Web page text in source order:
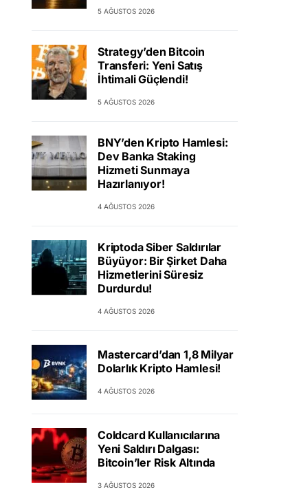
5 AĞUSTOS 2026
Strategy’den Bitcoin
Transferi: Yeni Satış
İhtimali Güçlendi!
5 AĞUSTOS 2026
BNY’den Kripto Hamlesi:
Dev Banka Staking
Hizmeti Sunmaya
Hazırlanıyor!
4 AĞUSTOS 2026
Kriptoda Siber Saldırılar
Büyüyor: Bir Şirket Daha
Hizmetlerini Süresiz
Durdurdu!
4 AĞUSTOS 2026
Mastercard’dan 1,8 Milyar
Dolarlık Kripto Hamlesi!
4 AĞUSTOS 2026
Coldcard Kullanıcılarına
Yeni Saldırı Dalgası:
Bitcoin’ler Risk Altında
3 AĞUSTOS 2026